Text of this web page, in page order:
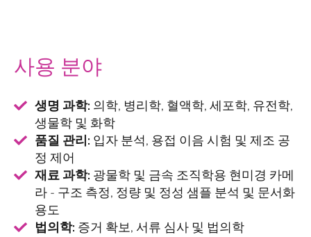
사용 분야
생명 과학: 의학, 병리학, 혈액학, 세포학, 유전학,
생물학 및 화학
품질 관리: 입자 분석, 용접 이음 시험 및 제조 공
정 제어
재료 과학: 광물학 및 금속 조직학용 현미경 카메
라 - 구조 측정, 정량 및 정성 샘플 분석 및 문서화
용도
법의학: 증거 확보, 서류 심사 및 법의학